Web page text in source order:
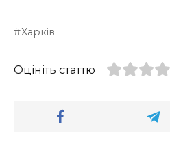
Харків
Оцініть статтю